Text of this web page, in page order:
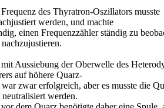
des Thyratron-Oszillators musste
werden, und machte
einen Frequenzzähler ständig zu
Aussiebung der Oberwelle des
auf höhere Quarz-
zwar erfolgreich, aber es musste die
werden.